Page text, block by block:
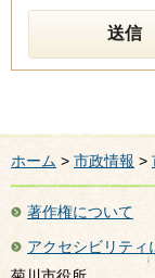
ホーム > 市政情報 >
著作権について
アクセシビリティ